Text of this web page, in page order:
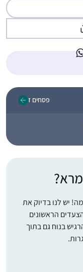
פסחים ז
יש לנו בדיוק את
הראשונים
בנוח גם בתוך